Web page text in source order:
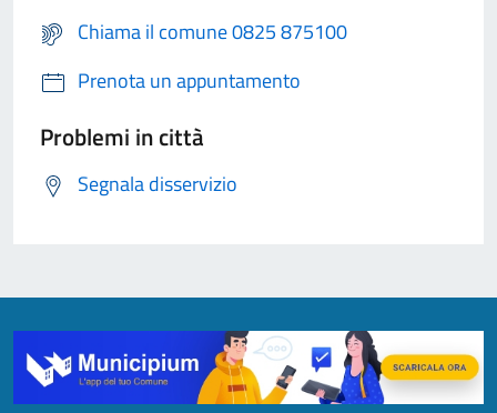
Chiama il comune 0825 875100
Prenota un appuntamento
Problemi in città
Segnala disservizio